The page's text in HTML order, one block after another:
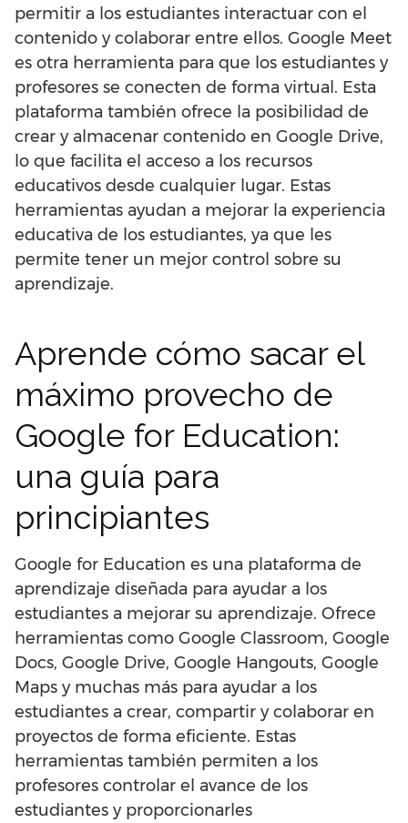
permitir a los estudiantes interactuar con el
contenido y colaborar entre ellos. Google Meet
es otra herramienta para que los estudiantes y
profesores se conecten de forma virtual. Esta
plataforma también ofrece la posibilidad de
crear y almacenar contenido en Google Drive,
lo que facilita el acceso a los recursos
educativos desde cualquier lugar. Estas
herramientas ayudan a mejorar la experiencia
educativa de los estudiantes, ya que les
permite tener un mejor control sobre su
aprendizaje.
Aprende cómo sacar el
máximo provecho de
Google for Education:
una guía para
principiantes
Google for Education es una plataforma de
aprendizaje diseñada para ayudar a los
estudiantes a mejorar su aprendizaje. Ofrece
herramientas como Google Classroom, Google
Docs, Google Drive, Google Hangouts, Google
Maps y muchas más para ayudar a los
estudiantes a crear, compartir y colaborar en
proyectos de forma eficiente. Estas
herramientas también permiten a los
profesores controlar el avance de los
estudiantes y proporcionarles